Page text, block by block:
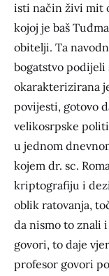
isti način živi mit
kojoj je baš
obitelji. Ta
bogatstvo
okarakterizirana
povijesti, gotovo
velikosrpske
u jednom
kojem dr. sc.
kriptografiju i
oblik ratovanja,
da nismo to znali
govori, to daje
profesor govori